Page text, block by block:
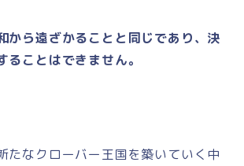
から遠ざかることと同じであり、決
ることはできません。
たなクローバー王国を築いていく中